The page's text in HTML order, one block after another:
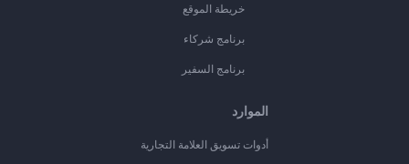
خريطة الموقع
برنامج شركاء
برنامج السفير
الموارد
أدوات تسويق العلامة التجارية